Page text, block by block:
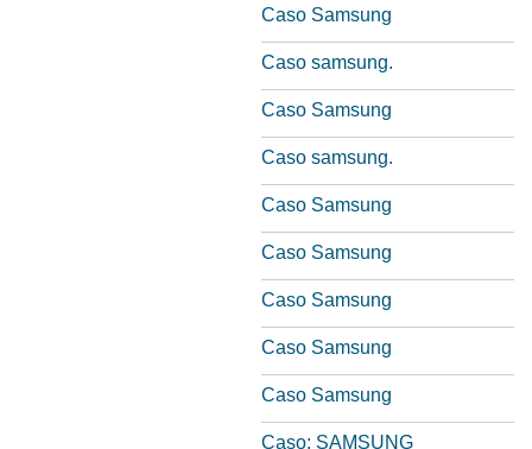
Caso Samsung
Caso samsung.
Caso Samsung
Caso samsung.
Caso Samsung
Caso Samsung
Caso Samsung
Caso Samsung
Caso Samsung
Caso: SAMSUNG